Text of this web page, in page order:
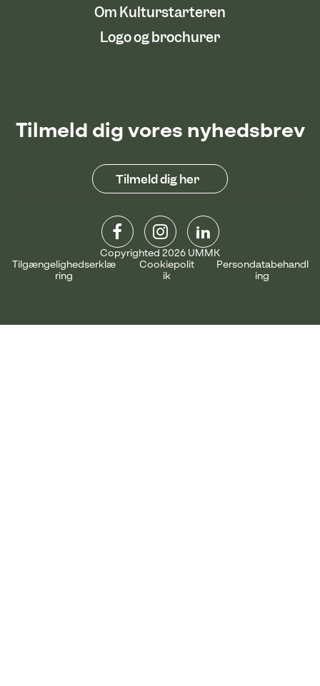
Om Kulturstarteren
Logo og brochurer
Tilmeld dig vores nyhedsbrev
Tilmeld dig her
Copyrighted 2026 UMMK
Tilgængelighedserklæ
ring
Cookiepolit
ik
Persondatabehandl
ing